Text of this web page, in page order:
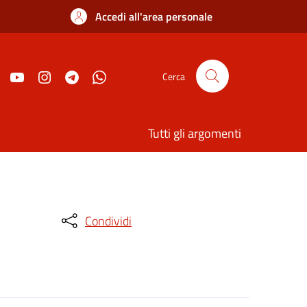
Accedi all'area personale
Cerca
Tutti gli argomenti
Condividi